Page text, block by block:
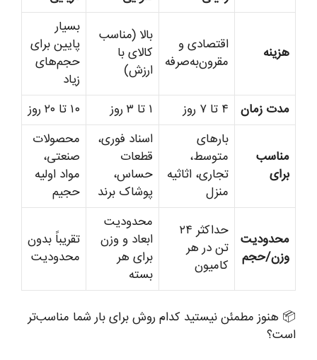
هزینه
اقتصادی و
مقرون‌به‌صرفه
بالا (مناسب
کالای با
ارزش)
بسیار
پایین برای
حجم‌های
زیاد
مدت زمان
۴ تا ۷ روز ۱ تا ۳ روز ۱۰ تا ۲۰ روز
مناسب
برای
بارهای
متوسط،
تجاری، اثاثیه
منزل
اسناد فوری،
قطعات
حساس،
پوشاک برند
محصولات
صنعتی،
مواد اولیه
حجیم
محدودیت
وزن/حجم
حداکثر ۲۴
تن در هر
کامیون
محدودیت
ابعاد و وزن
برای هر
بسته
تقریباً بدون
محدودیت
📦 هنوز مطمئن نیستید کدام روش برای بار شما مناسب‌تر
است؟